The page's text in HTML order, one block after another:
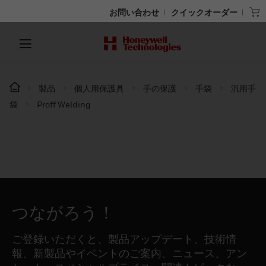
お問い合わせ クイックオーダー
製品 個人用保護具 手の保護 手袋
汎用手
袋
Proff Welding
つながろう！
ご登録いただくと、製品アップデート、技術情
報、新製品やイベントのご案内、ニュース、アン